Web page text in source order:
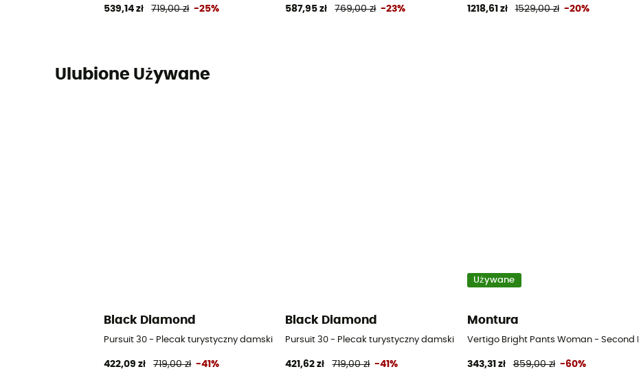
539,14 zł 719,00 zł -25% 587,95 zł 769,00 zł -23% 1218,61 zł 1529,00 zł -20%
Ulubione Używane
Black Diamond
Pursuit 30 - Plecak turystyczny damski
422,09 zł 719,00 zł -41%
Black Diamond
Pursuit 30 - Plecak turystyczny damski
421,62 zł 719,00 zł -41%
Używane
Montura
Vertigo Bright Pants Woman - Second
343,31 zł 859,00 zł -60%